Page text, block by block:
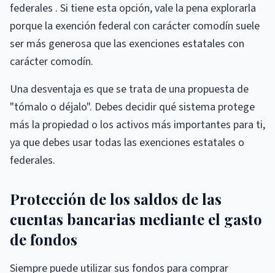
federales . Si tiene esta opción, vale la pena explorarla
porque la exención federal con carácter comodín suele
ser más generosa que las exenciones estatales con
carácter comodín.
Una desventaja es que se trata de una propuesta de
"tómalo o déjalo". Debes decidir qué sistema protege
más la propiedad o los activos más importantes para ti,
ya que debes usar todas las exenciones estatales o
federales.
Protección de los saldos de las
cuentas bancarias mediante el gasto
de fondos
Siempre puede utilizar sus fondos para comprar